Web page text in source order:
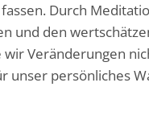
Durch
und den
Veränderungen
unser persönliches